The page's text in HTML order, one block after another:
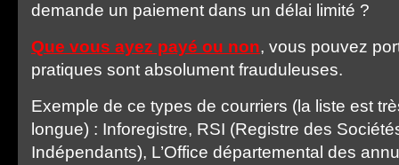
demande un paiement dans un délai limité ?
Que vous ayez payé ou non, vous pouvez
pratiques sont absolument frauduleuses.
Exemple de ce types de courriers (la liste est
longue) : Inforegistre, RSI (Registre des
Indépendants), L’Office départemental des